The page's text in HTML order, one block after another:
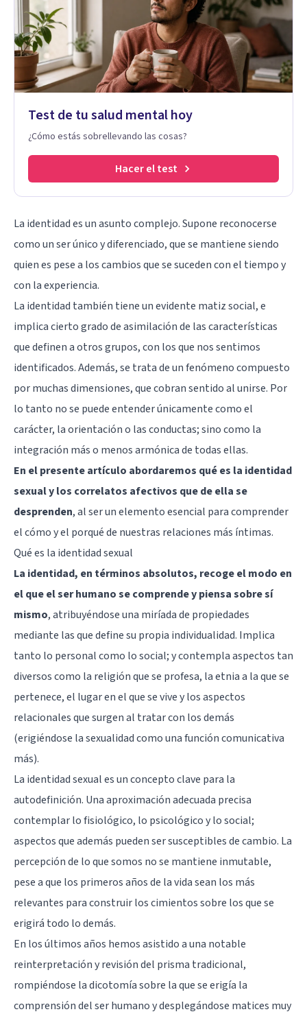
Test de tu salud mental hoy
¿Cómo estás sobrellevando las cosas?
Hacer el test
La identidad es un asunto complejo. Supone reconocerse
como un ser único y diferenciado, que se mantiene siendo
quien es pese a los cambios que se suceden con el tiempo y
con la experiencia.
La identidad también tiene un evidente matiz social, e
implica cierto grado de asimilación de las características
que definen a otros grupos, con los que nos sentimos
identificados. Además, se trata de un fenómeno compuesto
por muchas dimensiones, que cobran sentido al unirse. Por
lo tanto no se puede entender únicamente como el
carácter, la orientación o las conductas; sino como la
integración más o menos armónica de todas ellas.
En el presente artículo abordaremos qué es la identidad
sexual y los correlatos afectivos que de ella se
desprenden, al ser un elemento esencial para comprender
el cómo y el porqué de nuestras relaciones más íntimas.
Qué es la identidad sexual
La identidad, en términos absolutos, recoge el modo en
el que el ser humano se comprende y piensa sobre sí
mismo, atribuyéndose una miríada de propiedades
mediante las que define su propia individualidad. Implica
tanto lo personal como lo social; y contempla aspectos tan
diversos como la religión que se profesa, la etnia a la que se
pertenece, el lugar en el que se vive y los aspectos
relacionales que surgen al tratar con los demás
(erigiéndose la sexualidad como una función comunicativa
más).
La identidad sexual es un concepto clave para la
autodefinición. Una aproximación adecuada precisa
contemplar lo fisiológico, lo psicológico y lo social;
aspectos que además pueden ser susceptibles de cambio. La
percepción de lo que somos no se mantiene inmutable,
pese a que los primeros años de la vida sean los más
relevantes para construir los cimientos sobre los que se
erigirá todo lo demás.
En los últimos años hemos asistido a una notable
reinterpretación y revisión del prisma tradicional,
rompiéndose la dicotomía sobre la que se erigía la
comprensión del ser humano y desplegándose matices muy